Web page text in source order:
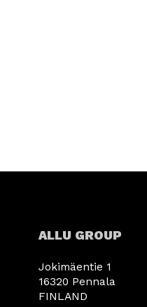
ALLU GROUP
Jokimäentie 1
16320 Pennala
FINLAND